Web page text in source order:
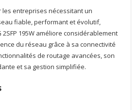
les entreprises nécessitant un
fiable, performant et évolutif,
2SFP 195W améliore considérablement
du réseau grâce à sa connectivité
de routage avancées, son
et sa gestion simplifiée.